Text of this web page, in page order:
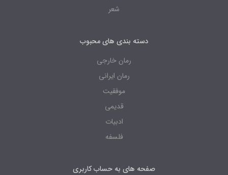
شعر
دسته بندی های محبوب
رمان خارجی
رمان ایرانی
موفقیت
قدیمی
ادبیات
فلسفه
صفحه های به حساب کاربری